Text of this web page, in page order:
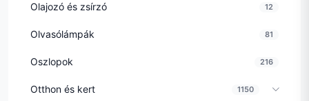
Olajozó és zsírzó 12
Olvasólámpák 81
Oszlopok 216
Otthon és kert 1150